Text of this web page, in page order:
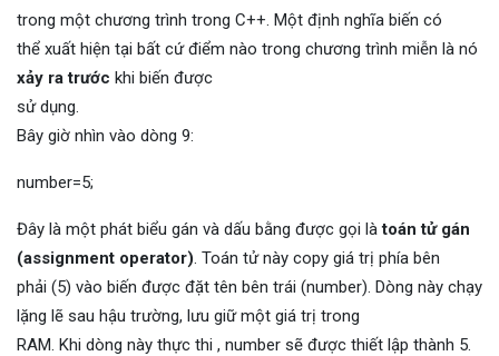
trong một chương trình trong C++. Một định nghĩa biến có
thể xuất hiện tại bất cứ điểm nào trong chương trình miễn là nó
xảy ra trước khi biến được
sử dụng.
Bây giờ nhìn vào dòng 9:
number=5;
Đây là một phát biểu gán và dấu bằng được gọi làtoán tử gán
(assignment operator). Toán tử này copy giá trị phía bên
phải (5) vào biến được đặt tên bên trái (number). Dòng này chạy
lặng lẽ sau hậu trường, lưu giữ một giá trị trong
RAM. Khi dòng này thực thi , number sẽ được thiết lập thành 5.